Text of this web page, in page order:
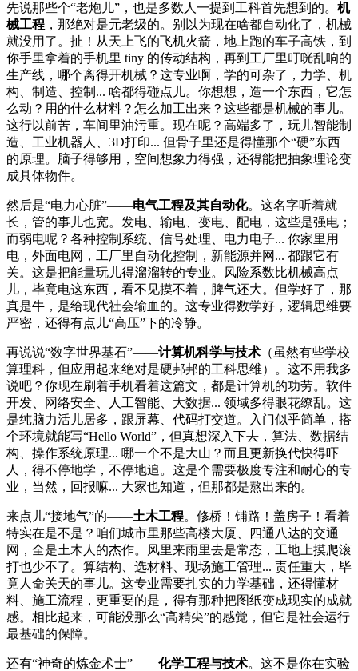
先说那些个“老炮儿”，也是多数人一提到工科首先想到的。 机
械工程 ，那绝对是元老级的。别以为现在啥都自动化了，机械
就没用了。扯！从天上飞的飞机火箭，地上跑的车子高铁，到
你手里拿着的手机里 tiny 的传动结构，再到工厂里叮咣乱响的
生产线，哪个离得开机械？这专业啊，学的可杂了，力学、机
构、制造、控制... 啥都得碰点儿。你想想，造一个东西，它怎
么动？用的什么材料？怎么加工出来？这些都是机械的事儿。
这行以前苦，车间里油污重。现在呢？高端多了，玩儿智能制
造、工业机器人、3D打印... 但骨子里还是得懂那个“硬”东西
的原理。脑子得够用，空间想象力得强，还得能把抽象理论变
成具体物件。
然后是“电力心脏”——电气工程及其自动化。这名字听着就
长，管的事儿也宽。发电、输电、变电、配电，这些是强电；
而弱电呢？各种控制系统、信号处理、电力电子... 你家里用
电，外面电网，工厂里自动化控制，新能源并网... 都跟它有
关。这是把能量玩儿得溜溜转的专业。风险系数比机械高点
儿，毕竟电这东西，看不见摸不着，脾气还大。但学好了，那
真是牛，是给现代社会输血的。这专业得数学好，逻辑思维要
严密，还得有点儿“高压”下的冷静。
再说说“数字世界基石”——计算机科学与技术 （虽然有些学校
算理科，但应用起来绝对是硬邦邦的工科思维）。这不用我多
说吧？你现在刷着手机看着这篇文，都是计算机的功劳。软件
开发、网络安全、人工智能、大数据... 领域多得眼花缭乱。这
是纯脑力活儿居多，跟屏幕、代码打交道。入门似乎简单，搭
个环境就能写“Hello World”，但真想深入下去，算法、数据结
构、操作系统原理... 哪一个不是大山？而且更新换代快得吓
人，得不停地学，不停地追。这是个需要极度专注和耐心的专
业，当然，回报嘛... 大家也知道，但那都是熬出来的。
来点儿“接地气”的——土木工程。修桥！铺路！盖房子！看着
特实在是不是？咱们城市里那些高楼大厦、四通八达的交通
网，全是土木人的杰作。风里来雨里去是常态，工地上摸爬滚
打也少不了。算结构、选材料、现场施工管理... 责任重大，毕
竟人命关天的事儿。这专业需要扎实的力学基础，还得懂材
料、施工流程，更重要的是，得有那种把图纸变成现实的成就
感。相比起来，可能没那么“高精尖”的感觉，但它是社会运行
最基础的保障。
还有“神奇的炼金术士”——化学工程与技术。这不是你在实验